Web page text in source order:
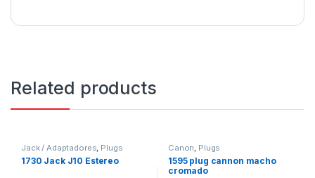
Related products
Jack / Adaptadores, Plugs
1730 Jack J10 Estereo
Canon, Plugs
1595 plug cannon macho
cromado